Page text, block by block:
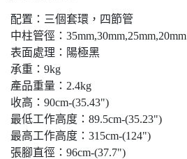
配置：三個套環，四節管
中柱管徑：35mm,30mm,25mm,20mm
表面處理：陽極黑
承重：9kg
產品重量：2.4kg
收高：90cm-(35.43")
最低工作高度：89.5cm-(35.23")
最高工作高度：315cm-(124")
張腳直徑：96cm-(37.7")